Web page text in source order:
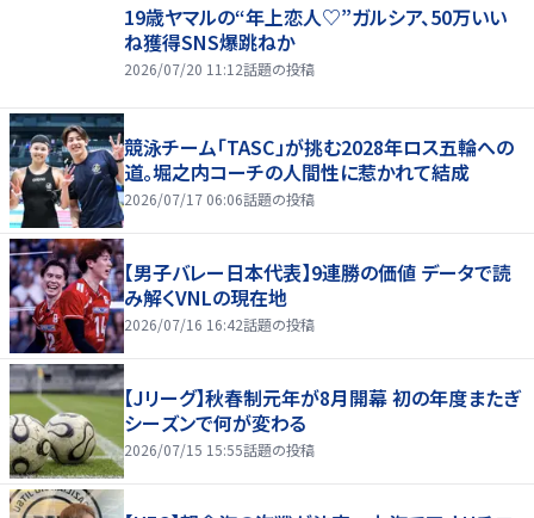
19歳ヤマルの“年上恋人♡”ガルシア、50万いい
ね獲得SNS爆跳ねか
2026/07/20 11:12話題の投稿
競泳チーム「TASC」が挑む2028年ロス五輪への
道。堀之内コーチの人間性に惹かれて結成
2026/07/17 06:06話題の投稿
【男子バレー日本代表】9連勝の価値 データで読
み解くVNLの現在地
2026/07/16 16:42話題の投稿
【Jリーグ】秋春制元年が8月開幕 初の年度またぎ
シーズンで何が変わる
2026/07/15 15:55話題の投稿